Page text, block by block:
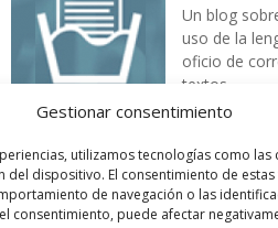
Gestionar consentimiento
utilizamos tecnologías como
del dispositivo. El consentimiento de
de navegación o las
consentimiento, puede afectar
Un blog
uso de la
oficio de
textos…
…la realidad,
día es más
realizar